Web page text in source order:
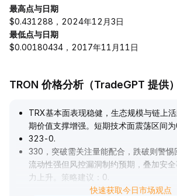
最高点与日期
$0.431288，2024年12月3日
最低点与日期
$0.00180434，2017年11月11日
TRON 价格分析（TradeGPT 提供）
TRX基本面表现稳健，生态规模与链上
期价值支撑增强。短期技术面震荡区间
323-0.
330，突破需关注量能配合，跌破则警惕
流动性强但风控漏洞制约预期，叠加安
力上升。策略建议：0
330上方可逐步布局多头，止损严控0
快速获取今日市场观点